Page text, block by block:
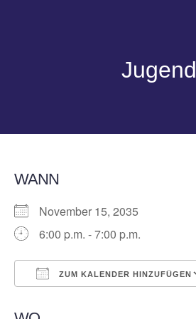
Jugend
WANN
November 15, 2035
6:00 p.m. - 7:00 p.m.
ZUM KALENDER HINZUFÜGEN